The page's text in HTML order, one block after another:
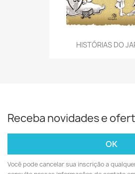
HISTÓRIAS DO
Receba novidades e
Você pode cancelar sua inscrição a